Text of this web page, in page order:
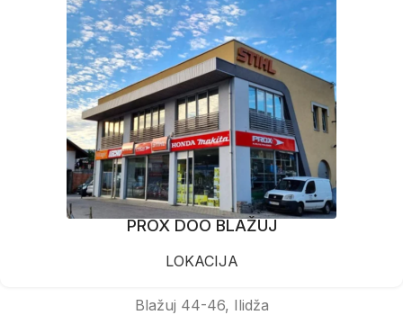
PROX DOO BLAŽUJ
LOKACIJA
Blažuj 44-46, Ilidža